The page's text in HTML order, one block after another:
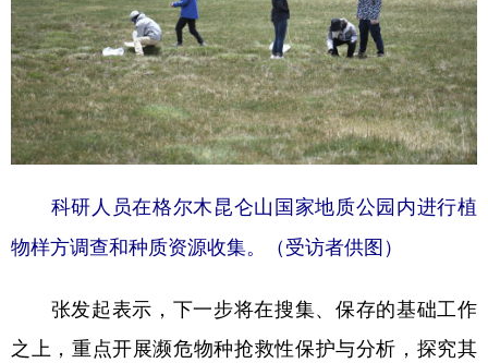
科研人员在格尔木昆仑山国家地质公园内进行植
物样方调查和种质资源收集。（受访者供图）
张发起表示，下一步将在搜集、保存的基础工作
之上，重点开展濒危物种抢救性保护与分析，探究其